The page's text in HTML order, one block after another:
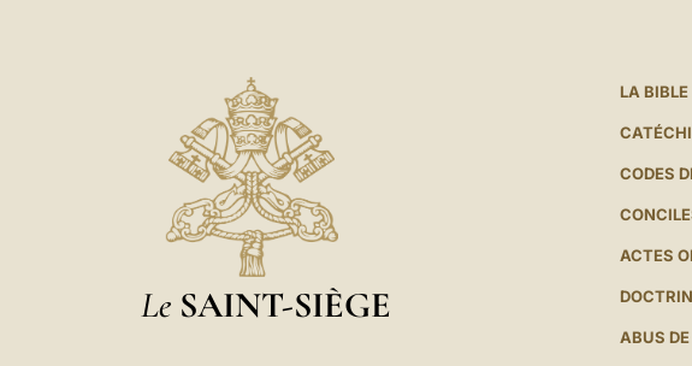
Le SAINT-SIÈGE
LA BIBLE
CODES
ACTES
ABUS